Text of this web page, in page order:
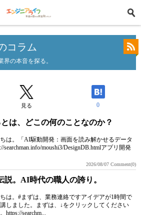
コラム
の本音を探る。
見る 0
は、どこの何のことなのか？
は。「AI駆動開発：画面を読み解かせるデータ
moushi3/DesignDB.htmlアプリ開発
2026/08/07 Comment(0)
説。AI時代の職人の誇り。
は。#まずは、業務連絡ですアイデアが1時間で
しました。まずは、↓をクリックしてください
https://searchm...